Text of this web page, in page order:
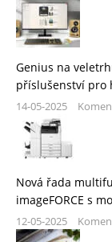
Genius na
příslušenství pro
14-05-2025
Nová řada
imageFORCE s
12-05-2025